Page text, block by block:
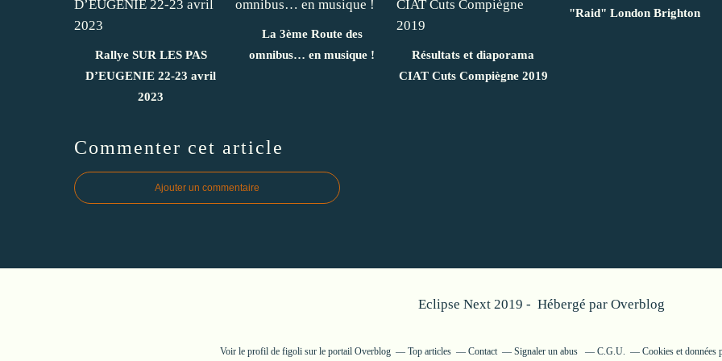
Rallye SUR LES PAS
D’EUGENIE 22-23 avril
2023
La 3ème Route des
omnibus… en musique !
Résultats et diaporama
CIAT Cuts Compiègne 2019
"Raid" London Brighton
Commenter cet article
Ajouter un commentaire
Eclipse Next 2019 - Hébergé par Overblog
Voir le profil de figolisur le portail Overblog Top articles Contact Signaler un abus C.G.U. Cookies et données